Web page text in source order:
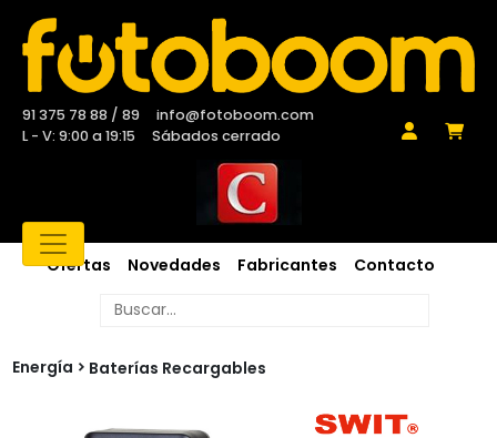
91 375 78 88 / 89
info@fotoboom.com
L - V: 9:00 a 19:15
Sábados cerrado
Ofertas Novedades Fabricantes Contacto
Energía Baterías Recargables